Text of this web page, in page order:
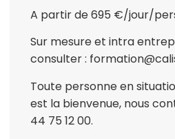
A partir de 695 €/jour/
Sur mesure et intra
consulter :
Toute personne en
est la bienvenue, nous
44 75 12 00.